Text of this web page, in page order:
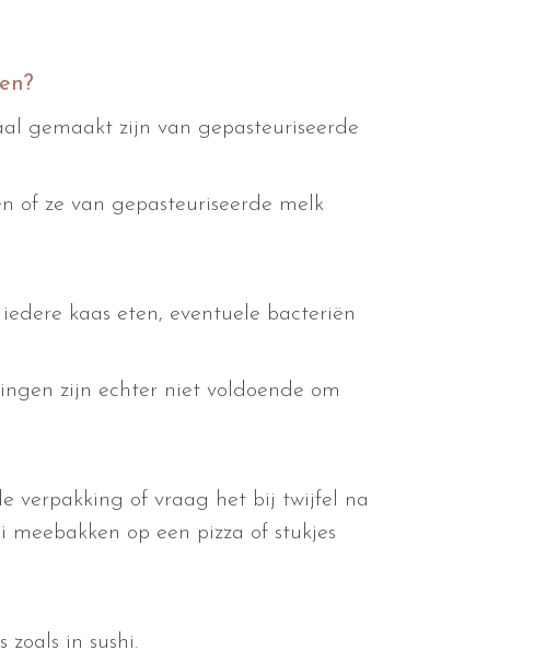
gemaakt zijn van gepasteuriseerde
of ze van gepasteuriseerde melk
kaas eten, eventuele bacteriën
zijn echter niet voldoende om
verpakking of vraag het bij twijfel na
op een pizza of stukjes
in sushi.